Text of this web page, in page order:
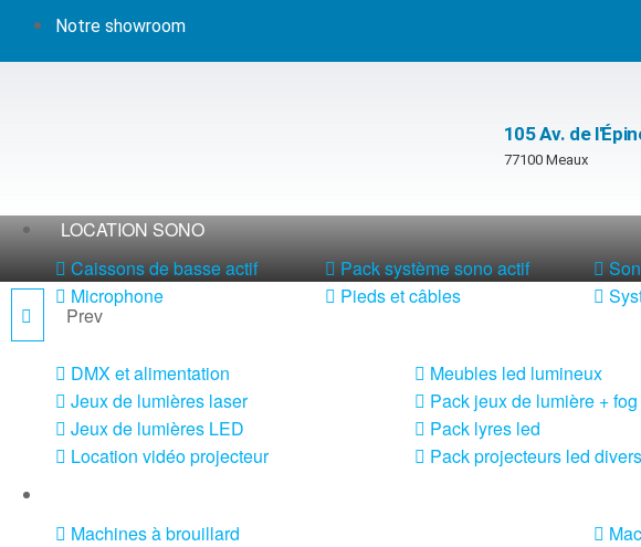
Notre showroom
105 Av. de
77100 Meaux
LOCATION SONO
Caissons de basse actif
Microphone
Pack système sono actif
Pieds et câbles
DMX et alimentation
Jeux de lumières laser
Jeux de lumières LED
Location vidéo projecteur
Meubles led lumineux
Pack jeux de lumière + fog
Pack lyres led
Pack projecteurs led divers
Machines à brouillard
Prev